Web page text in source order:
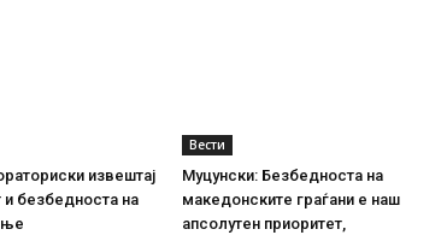
извештај
и безбедноста на
Вести
Муцунски: Безбедноста на
македонските граѓани е наш
апсолутен приоритет,